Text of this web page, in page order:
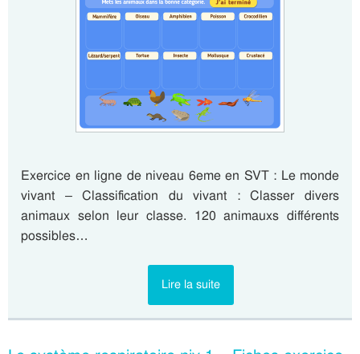
Exercice en ligne de niveau 6eme en SVT : Le monde
vivant – Classification du vivant : Classer divers
animaux selon leur classe. 120 animauxs différents
possibles…
Lire la suite